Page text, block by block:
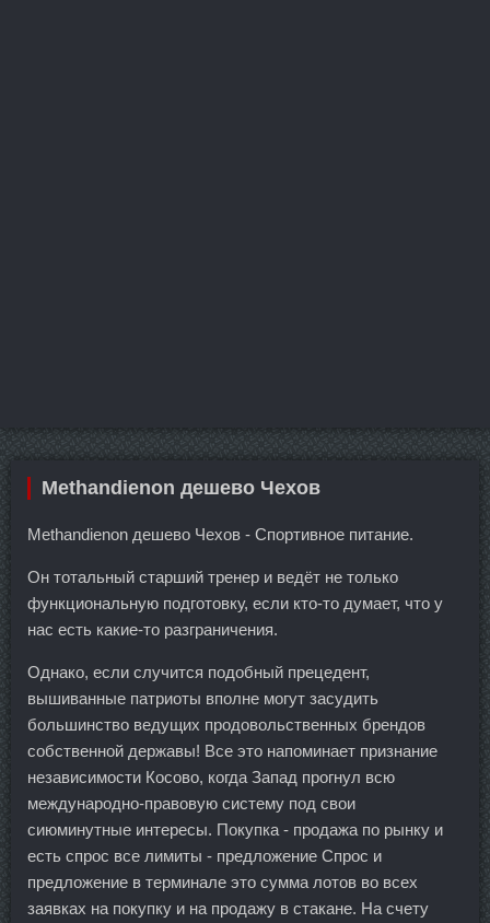
Methandienon дешево Чехов
Methandienon дешево Чехов - Спортивное питание.
Он тотальный старший тренер и ведёт не только
функциональную подготовку, если кто-то думает, что у
нас есть какие-то разграничения.
Однако, если случится подобный прецедент,
вышиванные патриоты вполне могут засудить
большинство ведущих продовольственных брендов
собственной державы! Все это напоминает признание
независимости Косово, когда Запад прогнул всю
международно-правовую систему под свои
сиюминутные интересы. Покупка - продажа по рынку и
есть спрос все лимиты - предложение Спрос и
предложение в терминале это сумма лотов во всех
заявках на покупку и на продажу в стакане. На счету